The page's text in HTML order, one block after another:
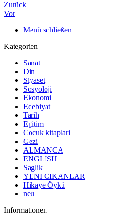
Zurück
Vor
Menü schließen
Kategorien
Sanat
Din
Siyaset
Sosyoloji
Ekonomi
Edebiyat
Tarih
Egitim
Cocuk kitaplari
Gezi
ALMANCA
ENGLISH
Saglik
YENI CIKANLAR
Hikaye Öykü
neu
Informationen